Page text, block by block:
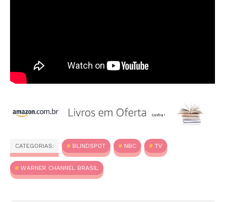
CATEGORIAS: BLINDSPOT NBC TV
WARNER CHANNEL BRASIL